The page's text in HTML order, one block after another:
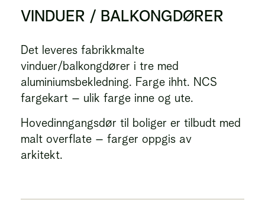
VINDUER / BALKONGDØRER
Det leveres fabrikkmalte
vinduer/balkongdører i tre med
aluminiumsbekledning. Farge ihht. NCS
fargekart – ulik farge inne og ute.
Hovedinngangsdør til boliger er tilbudt med
malt overflate – farger oppgis av
arkitekt.